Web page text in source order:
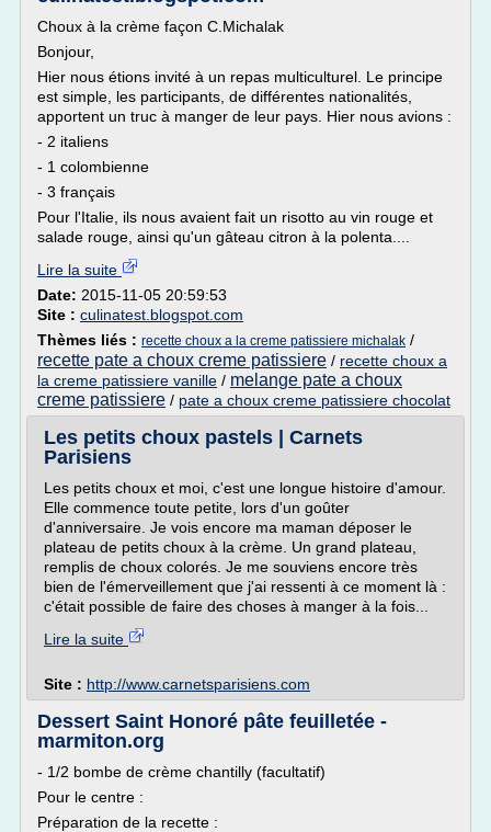
Choux à la crème façon C.Michalak
Bonjour,
Hier nous étions invité à un repas multiculturel. Le principe
est simple, les participants, de différentes nationalités,
apportent un truc à manger de leur pays. Hier nous avions :
- 2 italiens
- 1 colombienne
- 3 français
Pour l'Italie, ils nous avaient fait un risotto au vin rouge et
salade rouge, ainsi qu'un gâteau citron à la polenta....
Lire la suite
Date: 2015-11-05 20:59:53
Site : culinatest.blogspot.com
Thèmes liés : recette choux a la creme patissiere michalak /
recette pate a choux creme patissiere / recette choux a
la creme patissiere vanille / melange pate a choux
creme patissiere / pate a choux creme patissiere chocolat
Les petits choux pastels | Carnets
Parisiens
Les petits choux et moi, c'est une longue histoire d'amour.
Elle commence toute petite, lors d'un goûter
d'anniversaire. Je vois encore ma maman déposer le
plateau de petits choux à la crème. Un grand plateau,
remplis de choux colorés. Je me souviens encore très
bien de l'émerveillement que j'ai ressenti à ce moment là :
c'était possible de faire des choses à manger à la fois...
Lire la suite
Site : http://www.carnetsparisiens.com
Dessert Saint Honoré pâte feuilletée -
marmiton.org
- 1/2 bombe de crème chantilly (facultatif)
Pour le centre :
Préparation de la recette :